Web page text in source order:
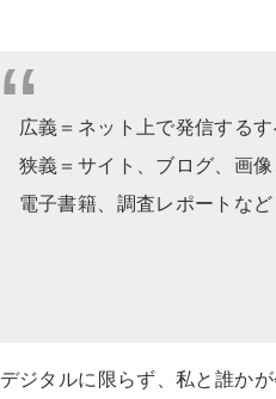
広義＝ネット上で発信する
狭義＝サイト、ブログ、画
電子書籍、調査レポートなど
デジタルに限らず、私と誰か